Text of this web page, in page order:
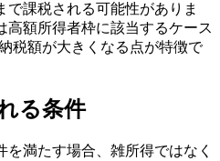
で課税される可能性がありま
高額所得者枠に該当するケース
税額が大きくなる点が特徴で
る条件
満たす場合、雑所得ではなく